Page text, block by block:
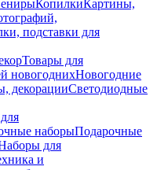
КопилкиКартины,
подставки для
Товары для
новогоднихНовогодние
декорацииСветодиодные
наборыПодарочные
для
и